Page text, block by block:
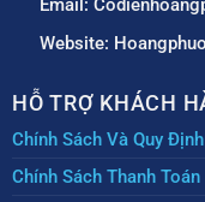
Email:
Website:
HỖ TRỢ KHÁCH
Chính Sách Và Quy Định
Chính Sách Thanh Toán